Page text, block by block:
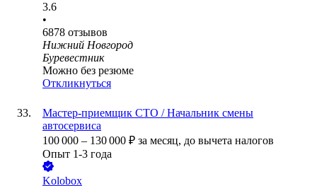
3.6
•
6878 отзывов
Нижний Новгород
Буревестник
Можно без резюме
Откликнуться
Мастер-приемщик СТО / Начальник смены
автосервиса
100 000 – 130 000 ₽ за месяц, до вычета налогов
Опыт 1-3 года
Kolobox